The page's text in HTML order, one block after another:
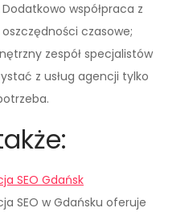
współpraca z
czasowe;
zespół specjalistów
z usług agencji tylko
SEO Gdańsk
SEO w Gdańsku oferuje